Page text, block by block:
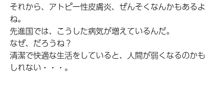
それから、アトピー性皮膚炎、ぜんそくなんかもあるよ
ね。
先進国では、こうした病気が増えているんだ。
なぜ、だろうね？
清潔で快適な生活をしていると、人間が弱くなるのかも
しれない・・・。